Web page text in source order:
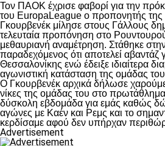
Τον ΠΑΟΚ έχρισε φαβορί για την
του EuropaLeague ο προπονητής της
Γκουρβενέκ μίλησε στους Γάλλους
τελευταία προπόνηση στο
μεθαυριανή αναμέτρηση. Στάθηκε
παραδεχόμενος ότι αποτελεί αβαντάζ
Θεσσαλονίκης ενώ έδειξε ιδιαίτερα
αγωνιστική κατάσταση της ομάδας
Ο Γκουρβενέκ αρχικά δήλωσε
νίκες της ομάδας του στο
δύσκολη εβδομάδα για εμάς καθώς
αγώνες με Καέν και Ρεμς και το
κερδίσαμε αφού δεν υπήρχαν
Advertisement